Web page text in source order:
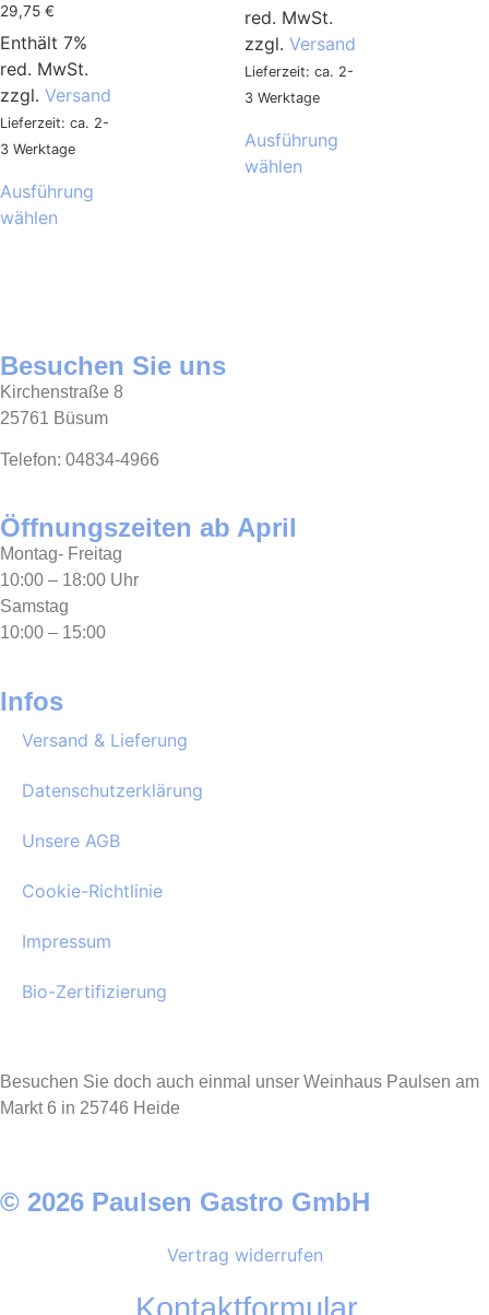
29,75 €
Enthält 7%
red. MwSt.
zzgl. Versand
Lieferzeit: ca. 2-
3 Werktage
Ausführung
wählen
red. MwSt.
zzgl. Versand
Lieferzeit: ca. 2-
3 Werktage
Ausführung
wählen
Besuchen Sie uns
Kirchenstraße 8
25761 Büsum
Telefon: 04834-4966
Öffnungszeiten ab April
Montag- Freitag
10:00 – 18:00 Uhr
Samstag
10:00 – 15:00
Infos
Versand & Lieferung
Datenschutzerklärung
Unsere AGB
Cookie-Richtlinie
Impressum
Bio-Zertifizierung
Besuchen Sie doch auch einmal unser Weinhaus Paulsen am
Markt 6 in 25746 Heide
© 2026 Paulsen Gastro GmbH
Vertrag widerrufen